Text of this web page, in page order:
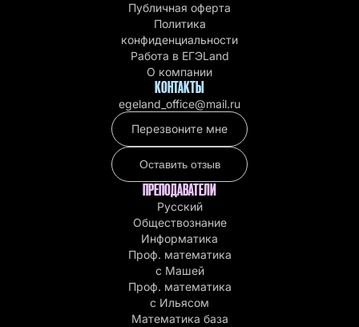
Публичная оферта
Политика
конфиденциальности
Работа в EГЭLand
О компании
КОНТАКТЫ
egeland_office@mail.ru
Перезвоните мне
Оставить отзыв
ПРЕПОДАВАТЕЛИ
Русский
Обществознание
Информатика
Проф. математика
с Машей
Проф. математика
c Ильясом
Математика база